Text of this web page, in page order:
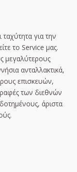
ταχύτητα για την
το Service μας.
μεγαλύτερους
ανταλλακτικά,
επισκευών,
των διεθνών
άριστα